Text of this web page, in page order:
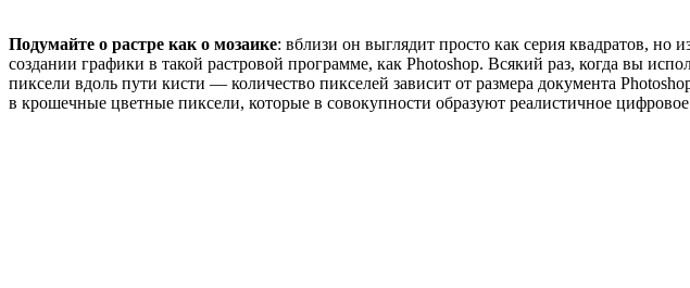
Подумайте о растре как о мозаике: вблизи он выглядит просто как серия квадратов, но
создании графики в такой растровой программе, как Photoshop. Всякий раз, когда вы
пиксели вдоль пути кисти — количество пикселей зависит от размера документа
в крошечные цветные пиксели, которые в совокупности образуют реалистичное